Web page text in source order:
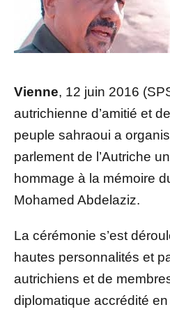
Vienne, 12 juin 2016
autrichienne d’amitié et
peuple sahraoui a
parlement de l’Autriche
hommage à la mémoire
Mohamed Abdelaziz.
La cérémonie s’est
hautes personnalités et
autrichiens et de
diplomatique accrédité